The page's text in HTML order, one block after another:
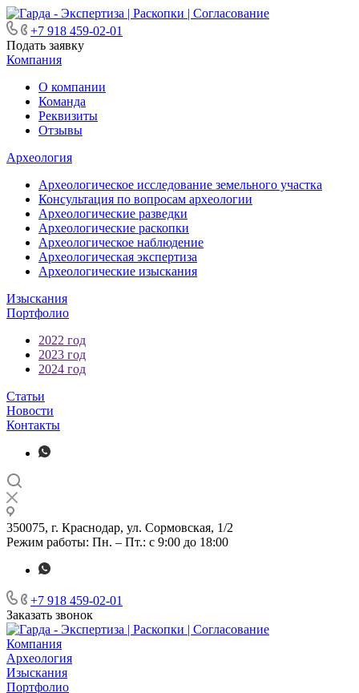
+7 918 459-02-01
Подать заявку
Компания
О компании
Команда
Реквизиты
Отзывы
Археология
Археологическое исследование земельного участка
Консультация по вопросам археологии
Археологические разведки
Археологические раскопки
Археологическое наблюдение
Археологическая экспертиза
Археологические изыскания
Изыскания
Портфолио
2022 год
2023 год
2024 год
Статьи
Новости
Контакты
350075, г. Краснодар, ул. Сормовская, 1/2
Режим работы: Пн. – Пт.: с 9:00 до 18:00
+7 918 459-02-01
Заказать звонок
Компания
Археология
Изыскания
Портфолио